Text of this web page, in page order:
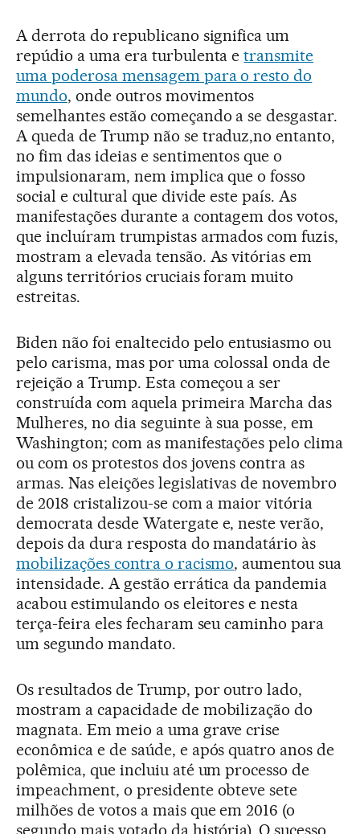
A derrota do republicano significa um
repúdio a uma era turbulenta etransmite
uma poderosa mensagem para o resto do
mundo, onde outros movimentos
semelhantes estão começando a se desgastar.
A queda de Trump não se traduz,no entanto,
no fim das ideias e sentimentos que o
impulsionaram, nem implica que o fosso
social e cultural que divide este país. As
manifestações durante a contagem dos votos,
que incluíram trumpistas armados com fuzis,
mostram a elevada tensão. As vitórias em
alguns territórios cruciais foram muito
estreitas.
Biden não foi enaltecido pelo entusiasmo ou
pelo carisma, mas por uma colossal onda de
rejeição a Trump. Esta começou a ser
construída com aquela primeira Marcha das
Mulheres, no dia seguinte à sua posse, em
Washington; com as manifestações pelo clima
ou com os protestos dos jovens contra as
armas. Nas eleições legislativas de novembro
de 2018 cristalizou-se com a maior vitória
democrata desde Watergate e, neste verão,
depois da dura resposta do mandatário às
mobilizações contra o racismo, aumentou sua
intensidade. A gestão errática da pandemia
acabou estimulando os eleitores e nesta
terça-feira eles fecharam seu caminho para
um segundo mandato.
Os resultados de Trump, por outro lado,
mostram a capacidade de mobilização do
magnata. Em meio a uma grave crise
econômica e de saúde, e após quatro anos de
polêmica, que incluiu até um processo de
impeachment, o presidente obteve sete
milhões de votos a mais que em 2016 (o
segundo mais votado da história). O sucesso